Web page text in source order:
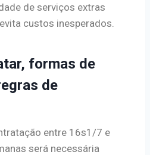
de serviços extras
custos inesperados.
formas de
de
entre 16s1/7 e
será necessária